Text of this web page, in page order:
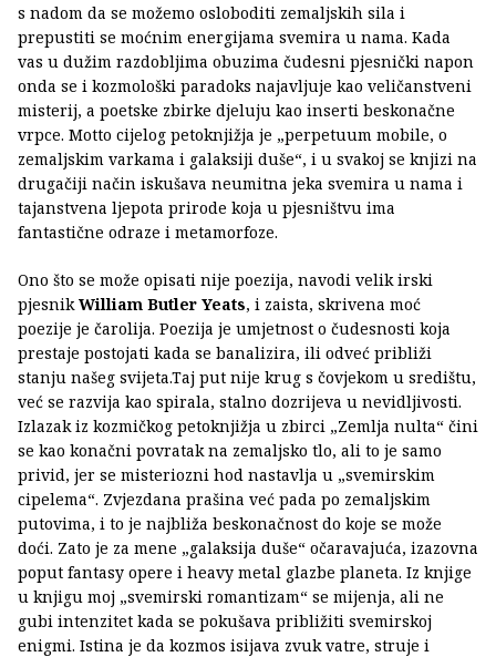
s nadom da se možemo osloboditi zemaljskih sila i
prepustiti se moćnim energijama svemira u nama. Kada
vas u dužim razdobljima obuzima čudesni pjesnički napon
onda se i kozmološki paradoks najavljuje kao veličanstveni
misterij, a poetske zbirke djeluju kao inserti beskonačne
vrpce. Motto cijelog petoknjižja je „perpetuum mobile, o
zemaljskim varkama i galaksiji duše“, i u svakoj se knjizi na
drugačiji način iskušava neumitna jeka svemira u nama i
tajanstvena ljepota prirode koja u pjesništvu ima
fantastične odraze i metamorfoze.
Ono što se može opisati nije poezija, navodi velik irski
pjesnikWilliam Butler Yeats, i zaista, skrivena moć
poezije je čarolija. Poezija je umjetnost o čudesnosti koja
prestaje postojati kada se banalizira, ili odveć približi
stanju našeg svijeta.Taj put nije krug s čovjekom u središtu,
već se razvija kao spirala, stalno dozrijeva u nevidljivosti.
Izlazak iz kozmičkog petoknjižja u zbirci „Zemlja nulta“ čini
se kao konačni povratak na zemaljsko tlo, ali to je samo
privid, jer se misteriozni hod nastavlja u „svemirskim
cipelema“. Zvjezdana prašina već pada po zemaljskim
putovima, i to je najbliža beskonačnost do koje se može
doći. Zato je za mene „galaksija duše“ očaravajuća, izazovna
poput fantasy opere i heavy metal glazbe planeta. Iz knjige
u knjigu moj „svemirski romantizam“ se mijenja, ali ne
gubi intenzitet kada se pokušava približiti svemirskoj
enigmi. Istina je da kozmos isijava zvuk vatre, struje i